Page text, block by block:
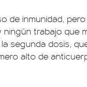
de inmunidad,
trabajo que
segunda dosis,
alto de